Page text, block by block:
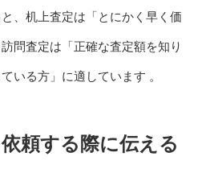
、机上査定は「とにかく早く価
問査定は「正確な査定額を知り
いる方」に適しています 。
頼する際に伝える